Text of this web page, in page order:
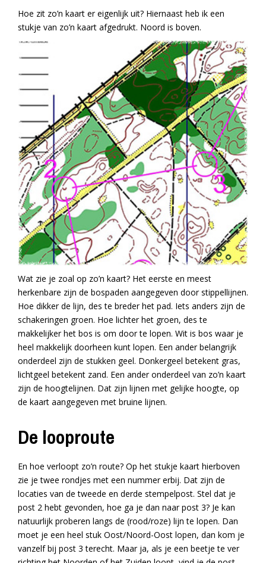
Hoe zit zo’n kaart er eigenlijk uit? Hiernaast heb ik een
stukje van zo’n kaart afgedrukt. Noord is boven.
Wat zie je zoal op zo’n kaart? Het eerste en meest
herkenbare zijn de bospaden aangegeven door stippellijnen.
Hoe dikker de lijn, des te breder het pad. Iets anders zijn de
schakeringen groen. Hoe lichter het groen, des te
makkelijker het bos is om door te lopen. Wit is bos waar je
heel makkelijk doorheen kunt lopen. Een ander belangrijk
onderdeel zijn de stukken geel. Donkergeel betekent gras,
lichtgeel betekent zand. Een ander onderdeel van zo’n kaart
zijn de hoogtelijnen. Dat zijn lijnen met gelijke hoogte, op
de kaart aangegeven met bruine lijnen.
De looproute
En hoe verloopt zo’n route? Op het stukje kaart hierboven
zie je twee rondjes met een nummer erbij. Dat zijn de
locaties van de tweede en derde stempelpost. Stel dat je
post 2 hebt gevonden, hoe ga je dan naar post 3? Je kan
natuurlijk proberen langs de (rood/roze) lijn te lopen. Dan
moet je een heel stuk Oost/Noord-Oost lopen, dan kom je
vanzelf bij post 3 terecht. Maar ja, als je een beetje te ver